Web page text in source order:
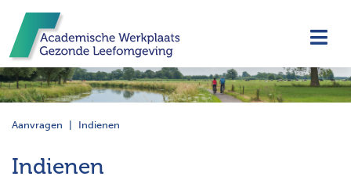
Aanvragen Indienen
Indienen